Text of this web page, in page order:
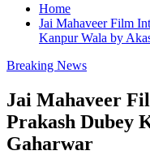
Home
Jai Mahaveer Film
Kanpur Wala by
Breaking News
Jai Mahaveer
Prakash Dubey
Gaharwar